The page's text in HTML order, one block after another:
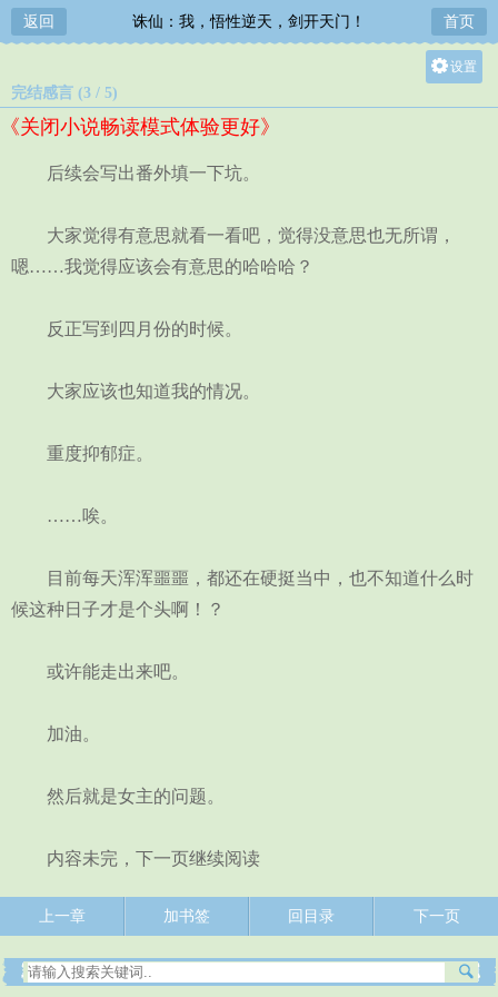
返回 诛仙：我，悟性逆天，剑开天门！ 首页
设置
完结感言 (3 / 5)
《关闭小说畅读模式体验更好》
后续会写出番外填一下坑。
大家觉得有意思就看一看吧，觉得没意思也无所谓，
嗯……我觉得应该会有意思的哈哈哈？
反正写到四月份的时候。
大家应该也知道我的情况。
重度抑郁症。
……唉。
目前每天浑浑噩噩，都还在硬挺当中，也不知道什么时
候这种日子才是个头啊！？
或许能走出来吧。
加油。
然后就是女主的问题。
内容未完，下一页继续阅读
上一章 加书签 回目录 下一页